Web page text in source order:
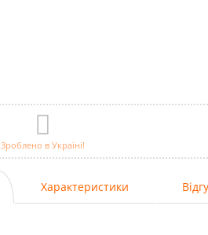
Зроблено в Україні!
Характеристики